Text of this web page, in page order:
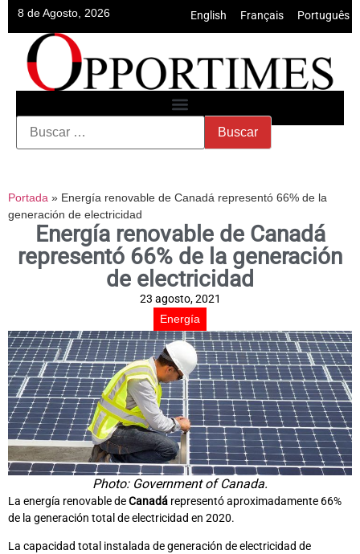
8 de Agosto, 2026 English Français Português
Portada » Energía renovable de Canadá representó 66% de la
generación de electricidad
Energía renovable de Canadá
representó 66% de la generación
de electricidad
23 agosto, 2021
Energía
Photo: Government of Canada.
La energía renovable deCanadá representó aproximadamente 66%
de la generación total de electricidad en 2020.
La capacidad total instalada de generación de electricidad de